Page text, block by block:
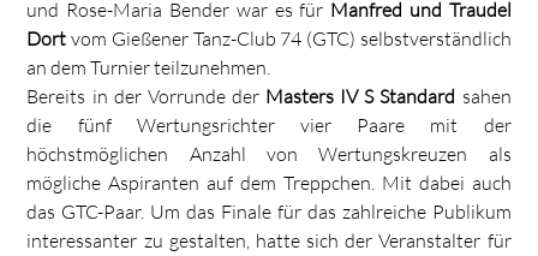
und Rose-Maria Bender war es für Manfred und Traudel
Dort vom Gießener Tanz-Club 74 (GTC) selbstverständlich
an dem Turnier teilzunehmen.
Bereits in der Vorrunde der Masters IV S Standard sahen
die fünf Wertungsrichter vier Paare mit der
höchstmöglichen Anzahl von Wertungskreuzen als
mögliche Aspiranten auf dem Treppchen. Mit dabei auch
das GTC-Paar. Um das Finale für das zahlreiche Publikum
interessanter zu gestalten, hatte sich der Veranstalter für